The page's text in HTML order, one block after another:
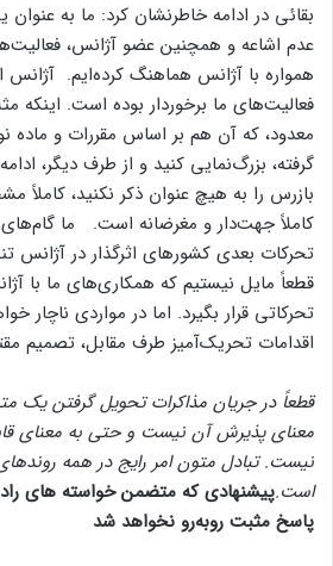
بقائی در ادامه خاطرنشان کرد: ما به
عدم اشاعه و همچنین عضو آژانس،
همواره با آژانس هماهنگ کرده‌ایم. آژانس
فعالیت‌های ما برخوردار بوده است. اینکه
معدود، که آن هم بر اساس مقررات و ماده
بازرس را به هیچ عنوان ذکر نکنید،
کاملاً جهت‌دار و مغرضانه است. ما گام‌های
تحرکات بعدی کشورهای اثرگذار در آژانس
قطعاً مایل نیستیم که همکاری‌های ما با
تحرکاتی قرار بگیرد. اما در مواردی ناچار
اقدامات تحریک‌آمیز طرف مقابل، تصمیم
قطعاً در جریان مذاکرات تحویل گرفتن یک
معنای پذیرش آن نیست و حتی به معنای
نیست. تبادل متون امر رایج در همه
است.پیشنهادی که متضمن خواسته های
پاسخ مثبت روبه‌رو نخواهد شد